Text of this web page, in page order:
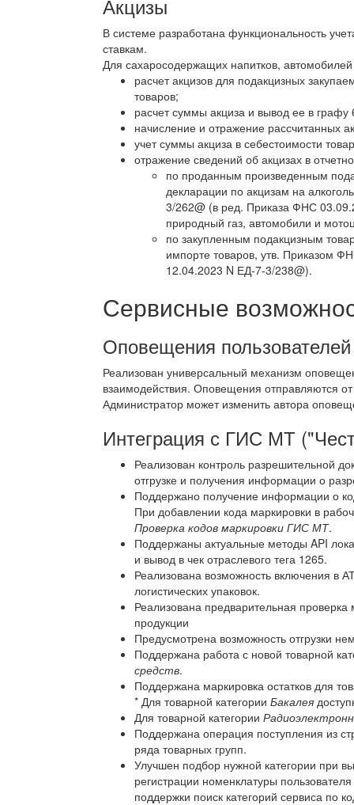
Акцизы
В системе разработана функциональность
ставкам.
Для сахаросодержащих напитков,
расчет акцизов для подакцизных
товаров;
расчет суммы акциза и вывод ее в
начисление и отражение рассчитанных
учет суммы акциза в себестоимости
отражение сведений об акцизах в
по проданным произведенным
декларации по акцизам на
3/262@ (в ред. Приказа ФНС
природный газ, автомобили и
по закупленным подакцизным
импорте товаров, утв. Приказом
12.04.2023 N ЕД-7-3/238@).
Сервисные
Оповещения
Реализован универсальный механизм
взаимодействия. Оповещения отправляются
Администратор может изменить автора
Интеграция с ГИС МТ
Реализован контроль разрешительной
отгрузке и получения информации о
Поддержано получение информации о
При добавлении кода маркировки в
Проверка кодов маркировки ГИС МТ.
Поддержаны актуальные методы API
и вывод в чек отраслевого тега 1265.
Реализована возможность включения в
логистических упаковок.
Реализована предварительная
продукции
Предусмотрена возможность отгрузки
Поддержана работа с новой товарной
средств.
Поддержана маркировка остатков для
* Для товарной категории Бакалея
Для товарной категории
Поддержана операция поступления из
ряда товарных групп.
Улучшен подбор нужной категории при
регистрации номенклатуры
поддержки поиск категорий сервиса